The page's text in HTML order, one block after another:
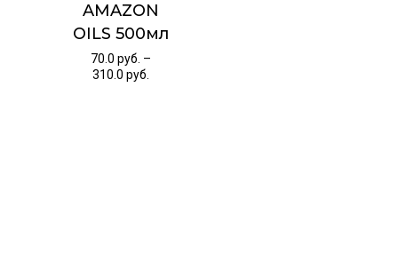
AMAZON
OILS 500мл
70.0 руб. –
310.0 руб.